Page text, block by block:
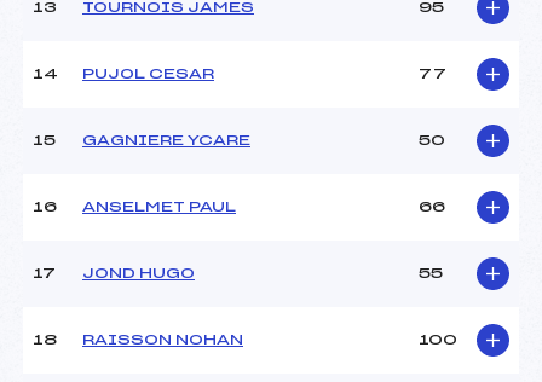
Ouvreurs B :
BURDIN (SA)
Ouvreurs D :
Température arrivée :
U14
13 TOURNOIS JAMES 95
14 PUJOL CESAR 77
15 GAGNIERE YCARE 50
16 ANSELMET PAUL 66
17 JOND HUGO 55
18 RAISSON NOHAN 100